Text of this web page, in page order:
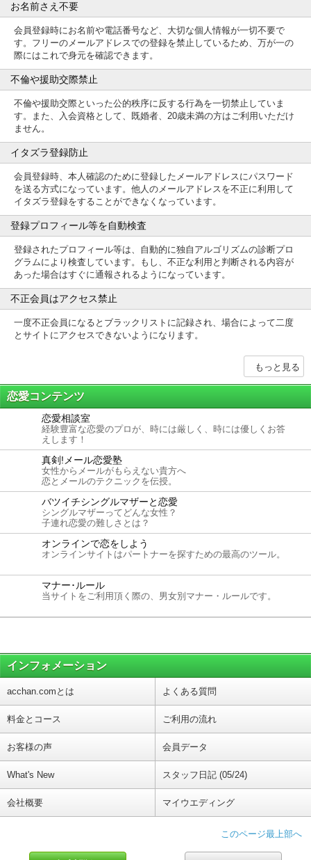
お名前さえ不要
会員登録時にお名前や電話番号など、大切な個人情報が一切不要で
す。フリーのメールアドレスでの登録を禁止しているため、万が一の
際にはこれで身元を確認できます。
不倫や援助交際禁止
不倫や援助交際といった公的秩序に反する行為を一切禁止していま
す。また、入会資格として、既婚者、20歳未満の方はご利用いただけ
ません。
イタズラ登録防止
会員登録時、本人確認のために登録したメールアドレスにパスワード
を送る方式になっています。他人のメールアドレスを不正に利用して
イタズラ登録をすることができなくなっています。
登録プロフィール等を自動検査
登録されたプロフィール等は、自動的に独自アルゴリズムの診断プロ
グラムにより検査しています。もし、不正な利用と判断される内容が
あった場合はすぐに通報されるようになっています。
不正会員はアクセス禁止
一度不正会員になるとブラックリストに記録され、場合によって二度
とサイトにアクセスできないようになります。
恋愛コンテンツ
恋愛相談室
経験豊富な恋愛のプロが、時には厳しく、時には優しくお答
えします！
真剣!メール恋愛塾
女性からメールがもらえない貴方へ
恋とメールのテクニックを伝授。
バツイチシングルマザーと恋愛
シングルマザーってどんな女性？
子連れ恋愛の難しさとは？
オンラインで恋をしよう
オンラインサイトはパートナーを探すための最高のツール。
マナー･ルール
当サイトをご利用頂く際の、男女別マナー・ルールです。
インフォメーション
acchan.comとは よくある質問
料金とコース ご利用の流れ
お客様の声 会員データ
What's New スタッフ日記 (05/24)
会社概要 マイウエディング
このページ最上部へ